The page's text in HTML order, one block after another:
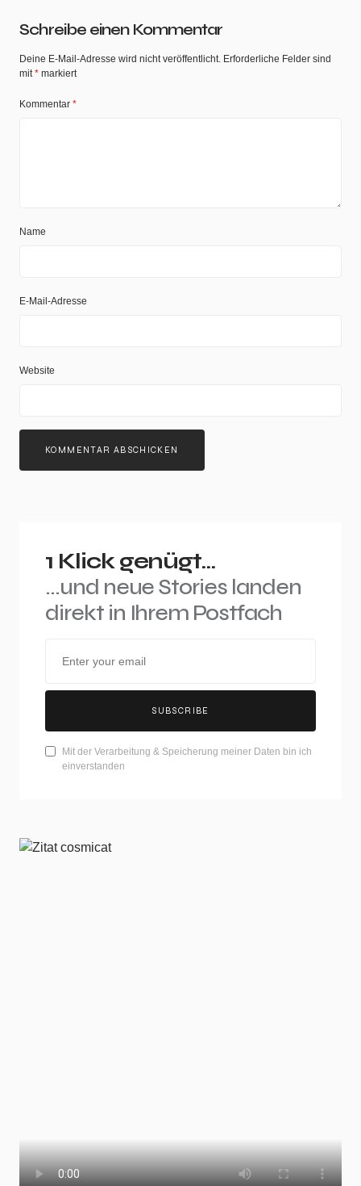
Schreibe einen Kommentar
Deine E-Mail-Adresse wird nicht veröffentlicht. Erforderliche Felder sind
mit* markiert
Kommentar *
Name
E-Mail-Adresse
Website
1 Klick genügt...
...und neue Stories landen
direkt in Ihrem Postfach
SUBSCRIBE
Mit der Verarbeitung & Speicherung meiner Daten bin ich
einverstanden